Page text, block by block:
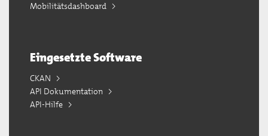
Mobilitätsdashboard
Eingesetzte Software
CKAN
API Dokumentation
API-Hilfe